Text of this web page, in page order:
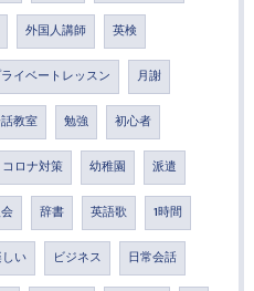
外国人講師 英検
イベートレッスン 月謝
教室 勉強 初心者
コロナ対策 幼稚園 派遣
辞書 英語歌 1時間
い ビジネス 日常会話